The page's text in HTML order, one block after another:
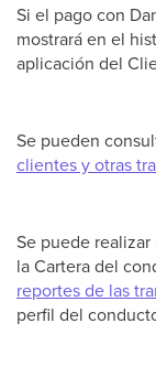
Si el pago con
mostrará en el
aplicación del
Se pueden
clientes y otras
Se puede
la Cartera del
reportes de las
perfil del